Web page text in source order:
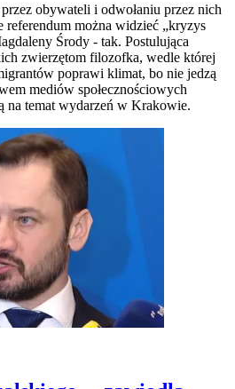
obywateli i odwołaniu przez nich
referendum można widzieć „kryzys
Środy - tak. Postulująca
zwierzętom filozofka, wedle której
poprawi klimat, bo nie jedzą
mediów społecznościowych
na temat wydarzeń w Krakowie.